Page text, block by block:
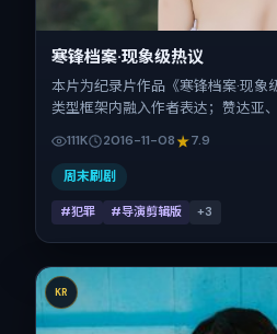
寒锋档案·现象级热议
本片为纪录片作品《寒锋档案·现象
类型框架内融入作者表达；赞达亚
品背景为美国。上映时间 2016年11
11-08），全片128分钟，节奏张弛有
111K 2016-11-08 7.9
周末刷剧
#犯罪 #导演剪辑版 +3
KR